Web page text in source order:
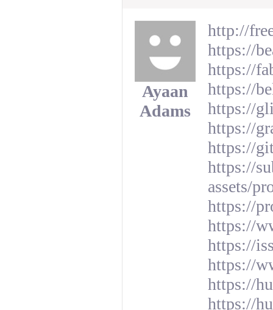
Ayaan
Adams
http://
https://
https://
https://
https://
https://
https://
https://
assets/
https://
https://
https://
https://
https://
https://